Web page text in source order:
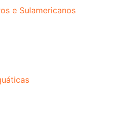
e Sulamericanos